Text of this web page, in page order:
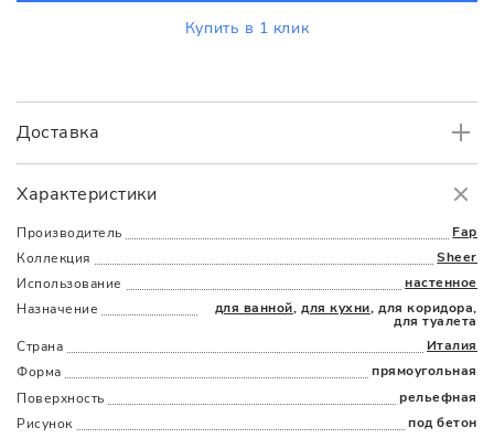
Характеристики
Производитель
Fap
Коллекция
Sheer
Использование
настенное
Назначение
для ванной,для кухни, для коридора,
для туалета
Страна
Италия
Форма
прямоугольная
Поверхность
рельефная
Рисунок
под бетон
Доставка
Доставка
Наличыми
Купить в 1 клик